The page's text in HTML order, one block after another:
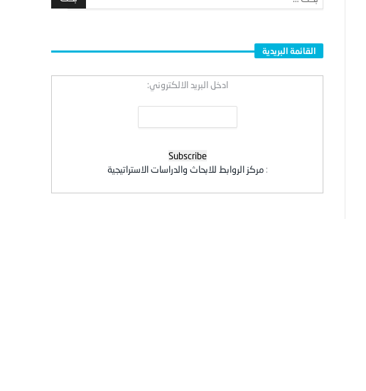
القائمة البريدية
ادخل البريد الالكتروني:
:مركز الروابط للابحاث والدراسات الاستراتيجية